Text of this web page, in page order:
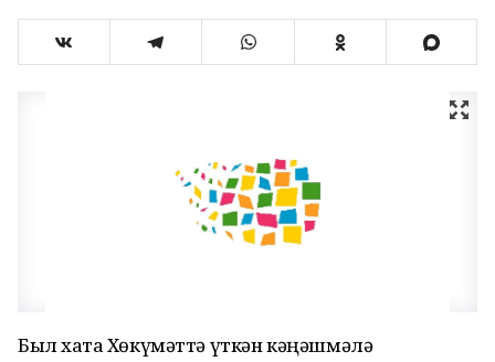
Был хаҡта Хөкүмәттә үткән кәңәшмәлә